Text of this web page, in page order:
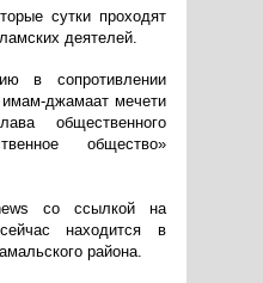
сутки проходят
деятелей.
в сопротивлении
джамаат мечети
общественного
общество»
со ссылкой на
находится в
района.